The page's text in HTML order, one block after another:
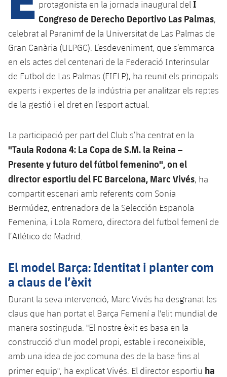
plusicon
més
Instal·lacions
Spotify Camp Nou
Palau Blaugrana
Barça Cafe
Ciutat Esportiva
La Masia
plusicon
més
Serveis
Serveis Mèdics
Accessibilitat
plusicon
Acreditacions
Instal·lacions
protagonista en la jornada inaugural del I
Congreso de Derecho Deportivo Las Palmas,
celebrat al Paranimf de la Universitat de Las Palmas de
Gran Canària (ULPGC). L’esdeveniment, que s’emmarca
en els actes del centenari de la Federació Interinsular
de Futbol de Las Palmas (FIFLP), ha reunit els principals
experts i expertes de la indústria per analitzar els reptes
de la gestió i el dret en l’esport actual.
La participació per part del Club s’ha centrat en la
"Taula Rodona 4: La Copa de S.M. la Reina –
Presente y futuro del fútbol femenino", on el
director esportiu del FC Barcelona, Marc Vivés, ha
compartit escenari amb referents com Sonia
Bermúdez, entrenadora de la Selección Española
Femenina, i Lola Romero, directora del futbol femení de
l’Atlético de Madrid.
El model Barça: Identitat i planter com
a claus de l’èxit
Durant la seva intervenció, Marc Vivés ha desgranat les
claus que han portat el Barça Femení a l'elit mundial de
manera sostinguda. "El nostre èxit es basa en la
construcció d'un model propi, estable i reconeixible,
amb una idea de joc comuna des de la base fins al
primer equip", ha explicat Vivés. El director esportiu ha